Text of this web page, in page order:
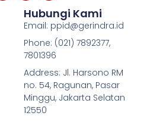
Hubungi Kami
Email: ppid@gerindra.id
Phone: (021) 7892377,
7801396
Address: Jl. Harsono RM
no. 54, Ragunan, Pasar
Minggu, Jakarta Selatan
12550